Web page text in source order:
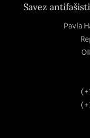
Savez
Pavla